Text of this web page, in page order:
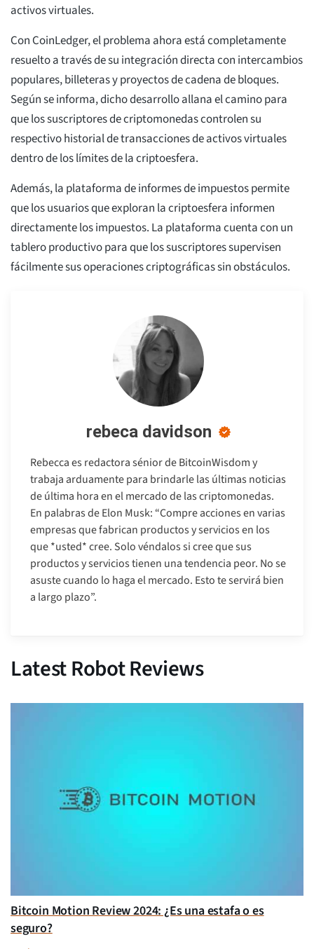
activos virtuales.
Con CoinLedger, el problema ahora está completamente
resuelto a través de su integración directa con intercambios
populares, billeteras y proyectos de cadena de bloques.
Según se informa, dicho desarrollo allana el camino para
que los suscriptores de criptomonedas controlen su
respectivo historial de transacciones de activos virtuales
dentro de los límites de la criptoesfera.
Además, la plataforma de informes de impuestos permite
que los usuarios que exploran la criptoesfera informen
directamente los impuestos. La plataforma cuenta con un
tablero productivo para que los suscriptores supervisen
fácilmente sus operaciones criptográficas sin obstáculos.
rebeca davidson
Rebecca es redactora sénior de BitcoinWisdom y
trabaja arduamente para brindarle las últimas noticias
de última hora en el mercado de las criptomonedas.
En palabras de Elon Musk: “Compre acciones en varias
empresas que fabrican productos y servicios en los
que *usted* cree. Solo véndalos si cree que sus
productos y servicios tienen una tendencia peor. No se
asuste cuando lo haga el mercado. Esto te servirá bien
a largo plazo”.
Latest Robot Reviews
Bitcoin Motion Review 2024: ¿Es una estafa o es
seguro?